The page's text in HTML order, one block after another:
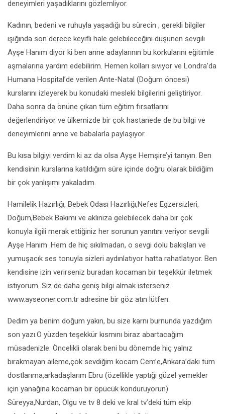
deneyimleri yaşadıklarını gözlemliyor.
Kadının, bedeni ve ruhuyla yaşadığı bu sürecin , gerekli bilgiler
ışığında son derece keyifli hale gelebileceğini düşünen sevgili
Ayşe Hanım diyor ki ben anne adaylarının bu korkularını eğitimle
aşmalarına yardım edebilirim. Hemen kolları sıvıyor ve Londra’da
Humana Hospital’de verilen Ante-Natal (Doğum öncesi)
kurslarını izleyerek bu konudaki mesleki bilgilerini geliştiriyor.
Daha sonra da önüne çıkan tüm eğitim fırsatlarını
değerlendiriyor ve ülkemizde bir çok hastanede de bu bilgi ve
deneyimlerini anne ve babalarla paylaşıyor.
Bu kısa bilgiyi verdim ki az da olsa Ayşe Hemşire’yi tanıyın. Ben
kendisinin kurslarına katıldığım süre içinde doğru olarak bildiğim
bir çok yanlışımı yakaladım.
Hamilelik Hazırlığı, Bebek Odası Hazırlığı,Nefes Egzersizleri,
Doğum,Bebek Bakımı ve aklınıza gelebilecek daha bir çok
konuyla ilgili merak ettiğiniz her sorunun yanıtını veriyor sevgili
Ayşe Hanım .Hem de hiç sıkılmadan, o sevgi dolu bakışları ve
yumuşacık ses tonuyla sizleri aydınlatıyor hatta rahatlatıyor. Ben
kendisine izin verirseniz buradan kocaman bir teşekkür iletmek
istiyorum. Siz de daha geniş bilgi almak isterseniz
www.ayseoner.com.tr adresine bir göz atın lütfen.
Dedim ya benim doğum yakın, bu size karnı burnunda yazdığım
son yazı.O yüzden teşekkür kısmını biraz abartacağım
müsadenizle. Öncelikli olarak beni bu dönemde hiç yalnız
bırakmayan aileme,çok sevdiğim kocam Cem’e,Ankara’daki tüm
dostlarıma,arkadaşlarım Ebru (özellikle yaptığı güzel yemekler
için yanağına kocaman bir öpücük konduruyorun)
Süreyya,Nurdan, Olgu ve tv 8 deki ve kral tv’deki tüm ekip